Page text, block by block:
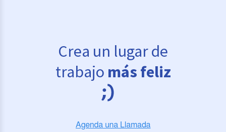
Crea un lugar de
trabajo más feliz